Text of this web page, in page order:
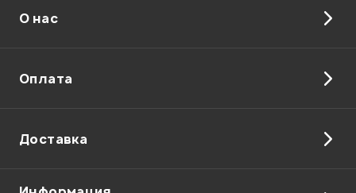
Отправить
О нас
Оплата
Доставка